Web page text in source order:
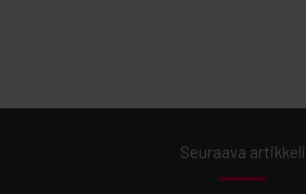
Seuraava artikkeli